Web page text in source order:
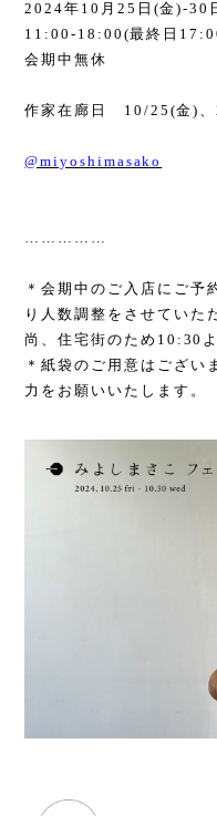
2024年 10 月 25 日 (金)-30
11:00-18:00(最終日
会期中無休
作家在廊日 10/25(金) 、
@miyoshimasako
……………
＊会期中のご入店にご予
り人数調整をさせていた
尚、住宅街のため 10:30
＊紙袋のご用意はござい
力をお願いいたします。